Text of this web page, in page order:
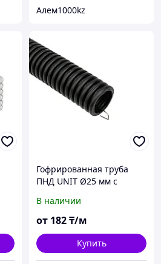
Алем1000kz
Гофрированная труба
ПНД UNIT Ø25 мм с
50/75 м
В наличии
от 182₸/м
Купить